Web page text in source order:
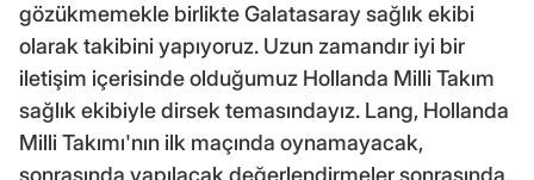
gözükmemekle birlikte Galatasaray sağlık ekibi
olarak takibini yapıyoruz. Uzun zamandır iyi bir
iletişim içerisinde olduğumuz Hollanda Milli Takım
sağlık ekibiyle dirsek temasındayız. Lang, Hollanda
Milli Takımı'nın ilk maçında oynamayacak,